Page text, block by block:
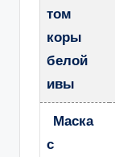
том
коры
белой
ивы
Маска
с